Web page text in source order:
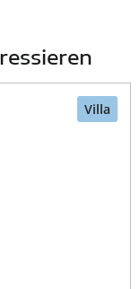
Villa